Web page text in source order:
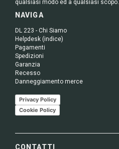
qualsiasi modo ed a qualsiasi scopo.
NAVIGA
DL 223 - Chi Siamo
Helpdesk (indice)
Pagamenti
Spedizioni
Garanzia
Recesso
Danneggiamento merce
Privacy Policy
Cookie Policy
CONTATTI